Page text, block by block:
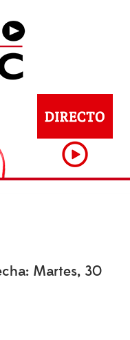
Martes, 30